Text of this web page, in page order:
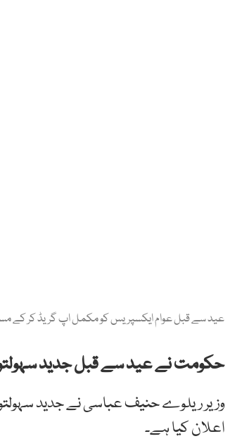
عید سے قبل عوام ایکسپریس کو مکمل اپ گریڈ کر کے
حکومت نے عید سے قبل جدید
وزیر ریلوے حنیف عباسی نے جدید
اعلان کیا ہے۔